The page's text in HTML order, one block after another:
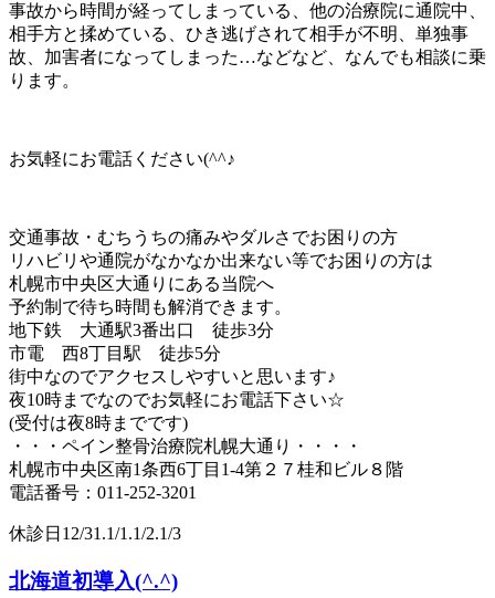
事故から時間が経ってしまっている、他の治療院に通院中、
相手方と揉めている、ひき逃げされて相手が不明、単独事
故、加害者になってしまった…などなど、なんでも相談に乗
ります。
お気軽にお電話ください(^^♪
交通事故・むちうちの痛みやダルさでお困りの方
リハビリや通院がなかなか出来ない等でお困りの方は
札幌市中央区大通りにある当院へ
予約制で待ち時間も解消できます。
地下鉄 大通駅3番出口 徒歩3分
市電 西8丁目駅 徒歩5分
街中なのでアクセスしやすいと思います♪
夜10時までなのでお気軽にお電話下さい☆
(受付は夜8時までです)
・・・ペイン整骨治療院札幌大通り・・・・
札幌市中央区南1条西6丁目1-4第２７桂和ビル８階
電話番号：011-252-3201
休診日12/31.1/1.1/2.1/3
北海道初導入(^.^)